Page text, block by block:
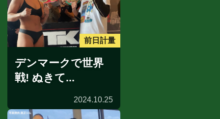
前日計量
デンマークで世界
戦! ぬきて...
2024.10.25